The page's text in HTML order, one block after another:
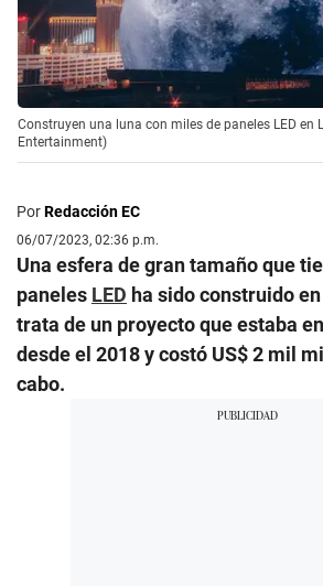
Construyen una luna con miles de paneles LED en
Entertainment)
PorRedacción EC
06/07/2023, 02:36 p.m.
Una esfera de gran tamaño que
paneles LED ha sido construido
trata de un proyecto que estaba
desde el 2018 y costó US$ 2 mil
cabo.